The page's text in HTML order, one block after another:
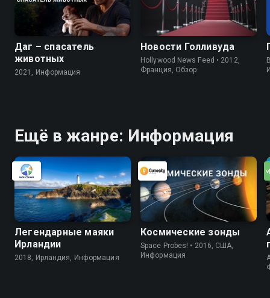
Даг – спасатель
животных
2021, Информация
Новости Голливуда
Hollywood News Feed • 2012,
Франция, Обзор
Ещё в жанре: Информация
Легендарные маяки
Ирландии
2018, Ирландия, Информация
Космические зонды
Space Probes! • 2016, США,
Информация